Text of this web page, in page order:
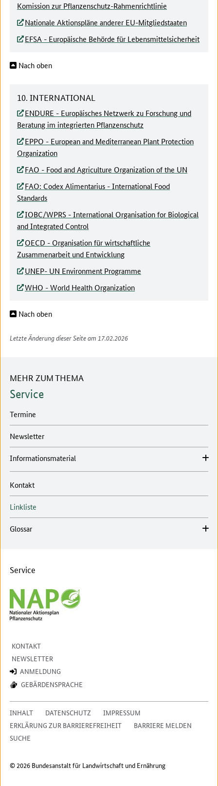
Komission zur Pflanzenschutz-Rahmenrichtlinie
Nationale Aktionspläne anderer EU-Mitgliedstaaten
EFSA - Europäische Behörde für Lebensmittelsicherheit
Nach oben
10. INTERNATIONAL
ENDURE - Europäisches Netzwerk zu Forschung und
Beratung im integrierten Pflanzenschutz
EPPO - European and Mediterranean Plant Protection
Organization
FAO - Food and Agriculture Organization of the UN
FAO: Codex Alimentarius - International Food
Standards
IOBC/WPRS - International Organisation for Biological
and Integrated Control
OECD - Organisation für wirtschaftliche
Zusammenarbeit und Entwicklung
UNEP- UN Environment Programme
WHO - World Health Organization
Nach oben
Letzte Änderung dieser Seite am 17.02.2026
MEHR ZUM THEMA
Service
Termine
Newsletter
Informationsmaterial
Kontakt
Linkliste
Glossar
Service
KONTAKT
NEWSLETTER
ANMELDUNG
GEBÄRDENSPRACHE
INHALT DATENSCHUTZ
IMPRESSUM
ERKLÄRUNG ZUR BARRIEREFREIHEIT
BARRIERE MELDEN
SUCHE
© 2026 Bundesanstalt für Landwirtschaft und Ernährung